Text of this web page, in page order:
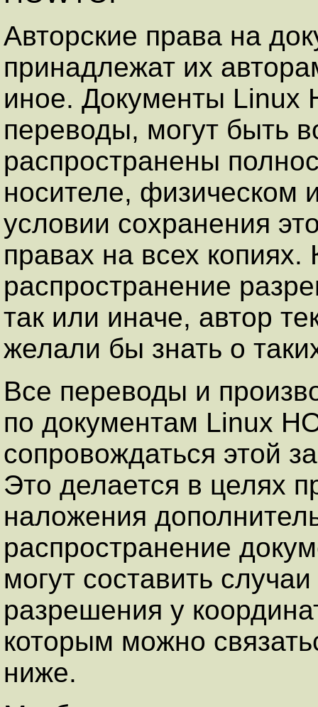
Авторские права на
принадлежат их
иное. Документы Linux
переводы, могут быть
распространены
носителе, физическом
условии сохранения
правах на всех
распространение
так или иначе, автор
желали бы знать о
Все переводы и
по документам Linux
сопровождаться этой
Это делается в целях
наложения
распространение
могут составить
разрешения у
которым можно
ниже.